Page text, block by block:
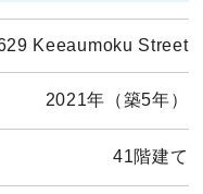
Keeaumoku Street
2021年（築5年）
41階建て